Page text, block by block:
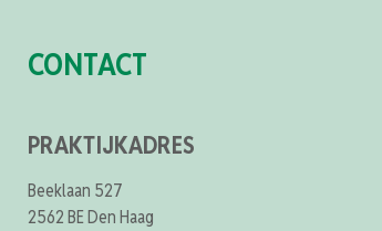
CONTACT
PRAKTIJKADRES
Beeklaan 527
2562 BE Den Haag